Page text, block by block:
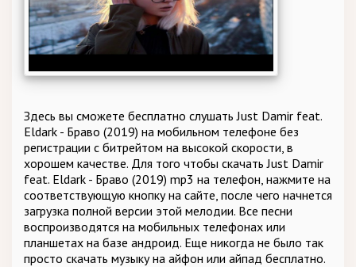
Здесь вы сможете бесплатно слушать Just Damir feat.
Eldark - Браво (2019) на мобильном телефоне без
регистрации с битрейтом на высокой скорости, в
хорошем качестве. Для того чтобы скачать Just Damir
feat. Eldark - Браво (2019) mp3 на телефон, нажмите на
соответствующую кнопку на сайте, после чего начнется
загрузка полной версии этой мелодии. Все песни
воспроизводятся на мобильных телефонах или
планшетах на базе андроид. Еще никогда не было так
просто скачать музыку на айфон или айпад бесплатно.